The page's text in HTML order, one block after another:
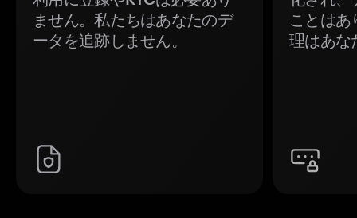
ません。私たちはあなたのデ
ータを追跡しません。
ことはあ
理はあな